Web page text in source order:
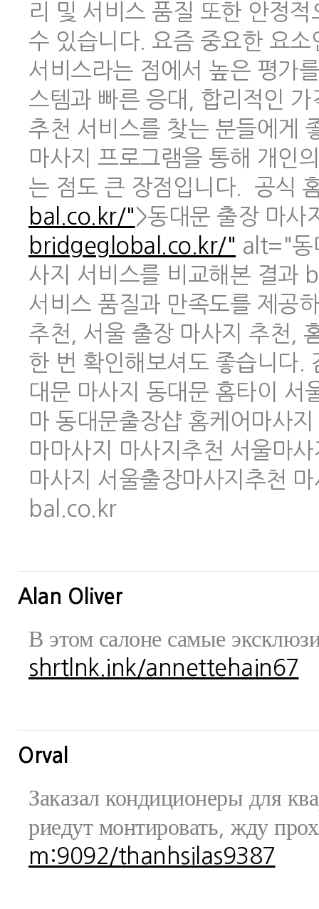
리 및 서비스 품질 또한 안정
수 있습니다. 요즘 중요한 요
서비스라는 점에서 높은 평가
스템과 빠른 응대, 합리적인
추천 서비스를 찾는 분들에게
마사지 프로그램을 통해 개인
는 점도 큰 장점입니다. 공식
bal.co.kr/">동대문 출장 마
bridgeglobal.co.kr/" alt="동
사지 서비스를 비교해본 결과
서비스 품질과 만족도를 제공
추천, 서울 출장 마사지 추천,
한 번 확인해보셔도 좋습니다
대문 마사지 동대문 홈타이 서
마 동대문출장샵 홈케어마사
마마사지 마사지추천 서울마
마사지 서울출장마사지추천
bal.co.kr
Alan Oliver
В этом салоне самые
shrtlnk.ink/annettehain67
Orval
Заказал кондиционеры для
риедут монтировать, жду
m:9092/thanhsilas9387